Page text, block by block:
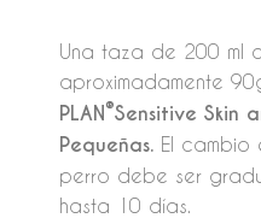
Una taza de 200 ml
aproximadamente
PLAN ®Sensitive Skin
Pequeñas. El cambio
perro debe ser
hasta 10 días.